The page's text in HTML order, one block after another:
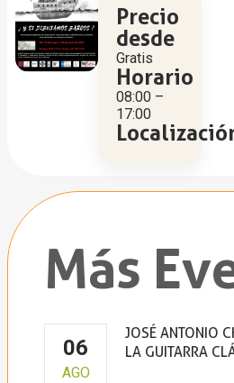
Precio
desde
Gratis
Horario
08:00 –
17:00
Más
06
AGO
JOSÉ ANTONIO
LA GUITARRA